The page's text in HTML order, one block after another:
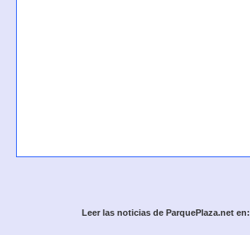
Leer las noticias de ParquePlaza.net en: